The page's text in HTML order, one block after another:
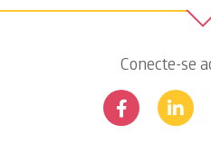
Conecte-se